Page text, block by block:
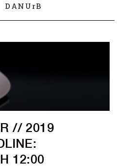
DANUrB
// 2019
12:00